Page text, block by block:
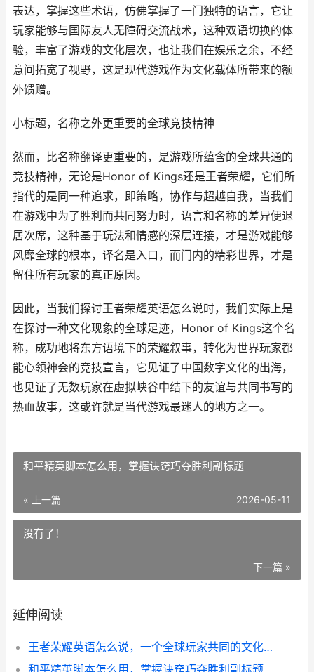
表达，掌握这些术语，仿佛掌握了一门独特的语言，它让
玩家能够与国际友人无障碍交流战术，这种双语切换的体
验，丰富了游戏的文化层次，也让我们在娱乐之余，不经
意间拓宽了视野，这是现代游戏作为文化载体所带来的额
外馈赠。
小标题，名称之外更重要的全球竞技精神
然而，比名称翻译更重要的，是游戏所蕴含的全球共通的
竞技精神，无论是Honor of Kings还是王者荣耀，它们所
指代的是同一种追求，即策略，协作与超越自我，当我们
在游戏中为了胜利而共同努力时，语言和名称的差异便退
居次席，这种基于玩法和情感的深层连接，才是游戏能够
风靡全球的根本，译名是入口，而门内的精彩世界，才是
留住所有玩家的真正原因。
因此，当我们探讨王者荣耀英语怎么说时，我们实际上是
在探讨一种文化现象的全球足迹，Honor of Kings这个名
称，成功地将东方语境下的荣耀叙事，转化为世界玩家都
能心领神会的竞技宣言，它见证了中国数字文化的出海，
也见证了无数玩家在虚拟峡谷中结下的友谊与共同书写的
热血故事，这或许就是当代游戏最迷人的地方之一。
和平精英脚本怎么用，掌握诀窍巧夺胜利副标题
« 上一篇 2026-05-11
没有了！
下一篇 »
延伸阅读
王者荣耀英语怎么说，一个全球玩家共同的文化密码
和平精英脚本怎么用，掌握诀窍巧夺胜利副标题